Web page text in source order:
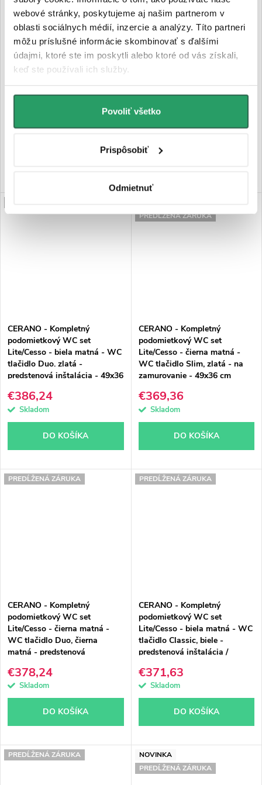
webové stránky, poskytujeme aj našim partnerom v
oblasti sociálnych médií, inzercie a analýzy. Títo partneri
môžu príslušné informácie skombinovať s ďalšími
údajmi, ktoré ste im poskytli alebo ktoré od vás získali,
keď ste používali ich služby.
Povoliť všetko
Prispôsobiť
Odmietnuť
CERANO - Kompletný
podomietkový WC set
Lite/Cesso - čierna matná -
WC tlačidlo Slim, čierne
matné - na zamurovanie -
CERANO - Kompletný
tlačidlo Slim, čierne matné -
predstenová inštalácia /
sadrokartón - 49x36 cm
€380,51
CERANO - Kompletný
podomietkový WC set
Lite/Cesso - biela matná - WC
tlačidlo Duo. zlatá -
predstenová inštalácia - 49x36
€386,24
Skladom
DO KOŠÍKA
PREDĹŽENÁ ZÁRUKA
CERANO - Kompletný
podomietkový WC set
Lite/Cesso - čierna matná -
WC tlačidlo Slim, zlatá - na
zamurovanie - 49x36 cm
€369,36
Skladom
DO KOŠÍKA
PREDĹŽENÁ ZÁRUKA
CERANO - Kompletný
podomietkový WC set
Lite/Cesso - čierna matná -
WC tlačidlo Duo, čierna
matná - predstenová
€378,24
Skladom
DO KOŠÍKA
PREDĹŽENÁ ZÁRUKA
CERANO - Kompletný
podomietkový WC set
Lite/Cesso - biela matná - WC
tlačidlo Classic, biele -
predstenová inštalácia /
€371,63
Skladom
DO KOŠÍKA
PREDĹŽENÁ ZÁRUKA
NOVINKA
PREDĹŽENÁ ZÁRUKA